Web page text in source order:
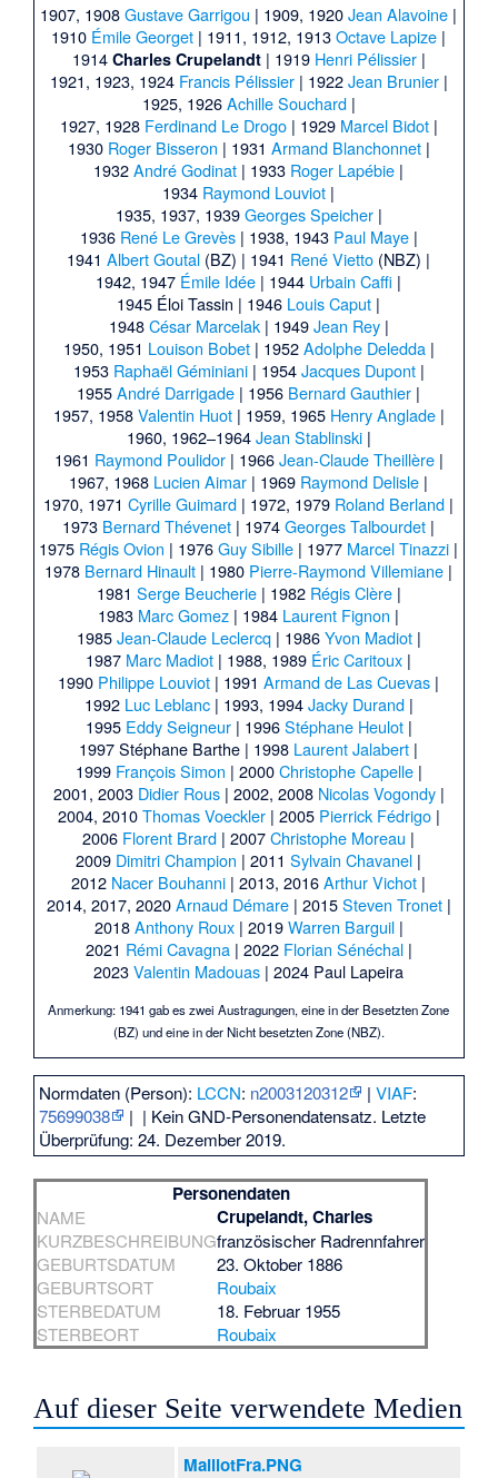
1907, 1908Gustave Garrigou | 1909, 1920Jean Alavoine |
1910 Émile Georget | 1911, 1912, 1913Octave Lapize |
1914 Charles Crupelandt| 1919 Henri Pélissier|
1921, 1923, 1924 Francis Pélissier| 1922Jean Brunier|
1925, 1926Achille Souchard|
1927, 1928 Ferdinand Le Drogo| 1929 Marcel Bidot|
1930 Roger Bisseron | 1931 Armand Blanchonnet|
1932André Godinat | 1933 Roger Lapébie |
1934 Raymond Louviot |
1935, 1937, 1939Georges Speicher|
1936 René Le Grevès| 1938, 1943 Paul Maye|
1941Albert Goutal (BZ) | 1941 René Vietto (NBZ) |
1942, 1947 Émile Idée | 1944 Urbain Caffi |
1945 Éloi Tassin | 1946 Louis Caput |
1948César Marcelak| 1949Jean Rey|
1950, 1951 Louison Bobet| 1952Adolphe Deledda|
1953 Raphaël Géminiani| 1954Jacques Dupont|
1955André Darrigade | 1956 Bernard Gauthier |
1957, 1958Valentin Huot| 1959, 1965 Henry Anglade|
1960, 1962–1964Jean Stablinski|
1961 Raymond Poulidor| 1966Jean-Claude Theillère|
1967, 1968 Lucien Aimar | 1969 Raymond Delisle |
1970, 1971Cyrille Guimard | 1972, 1979 Roland Berland |
1973 Bernard Thévenet | 1974Georges Talbourdet |
1975 Régis Ovion | 1976Guy Sibille | 1977 Marcel Tinazzi |
1978 Bernard Hinault | 1980 Pierre-Raymond Villemiane |
1981 Serge Beucherie| 1982 Régis Clère|
1983 Marc Gomez | 1984 Laurent Fignon |
1985Jean-Claude Leclercq| 1986Yvon Madiot|
1987 Marc Madiot | 1988, 1989 Éric Caritoux |
1990 Philippe Louviot | 1991Armand de Las Cuevas |
1992 Luc Leblanc| 1993, 1994Jacky Durand|
1995 Eddy Seigneur| 1996Stéphane Heulot|
1997Stéphane Barthe | 1998 Laurent Jalabert |
1999 François Simon | 2000Christophe Capelle|
2001, 2003 Didier Rous| 2002, 2008 Nicolas Vogondy|
2004, 2010Thomas Voeckler| 2005 Pierrick Fédrigo|
2006 Florent Brard | 2007Christophe Moreau |
2009 Dimitri Champion | 2011Sylvain Chavanel |
2012 Nacer Bouhanni | 2013, 2016Arthur Vichot |
2014, 2017, 2020Arnaud Démare| 2015Steven Tronet|
2018Anthony Roux| 2019Warren Barguil|
2021 Rémi Cavagna| 2022 Florian Sénéchal|
2023Valentin Madouas | 2024 Paul Lapeira
Anmerkung: 1941 gab es zwei Austragungen, eine in der Besetzten Zone
(BZ) und eine in der Nicht besetzten Zone (NBZ).
Normdaten (Person): LCCN: n2003120312 |VIAF:
75699038
| | Kein GND-Personendatensatz. Letzte
Überprüfung: 24. Dezember 2019.
Personendaten
NAME Crupelandt, Charles
KURZBESCHREIBUNGfranzösischer Radrennfahrer
GEBURTSDATUM
23. Oktober 1886
GEBURTSORT
Roubaix
STERBEDATUM
18. Februar 1955
STERBEORT
Roubaix
Auf dieser Seite verwendete Medien
MaillotFra.PNG